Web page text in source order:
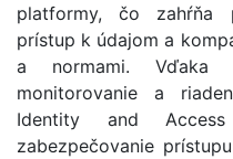
platformy, čo zahŕňa
prístup k údajom a
a normami. Vďaka
monitorovanie a
Identity and
zabezpečovanie